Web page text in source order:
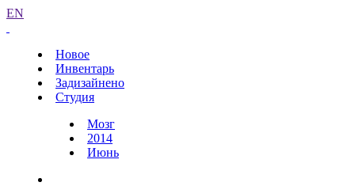
EN
Новое
Инвентарь
Задизайнено
Студия
Мозг
2014
Июнь